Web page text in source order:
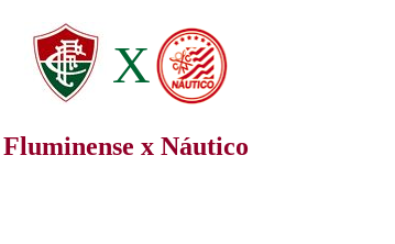
X
Fluminense x Náutico